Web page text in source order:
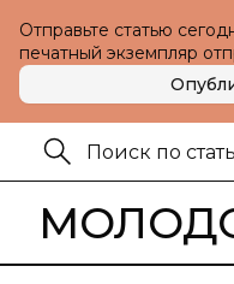
Отправьте статью
печатный экземпляр